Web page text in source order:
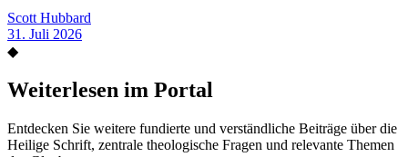
Scott Hubbard
31. Juli 2026
◆
Weiterlesen im Portal
Entdecken Sie weitere fundierte und verständliche Beiträge über die
Heilige Schrift, zentrale theologische Fragen und relevante Themen